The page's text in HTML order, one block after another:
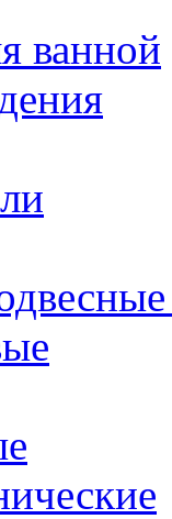
ванной